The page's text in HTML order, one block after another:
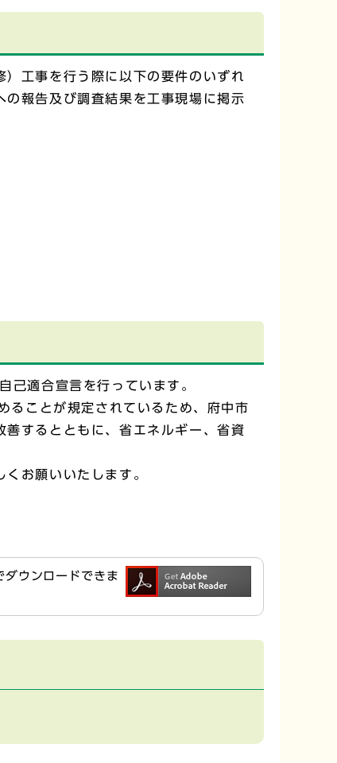
工事を行う際に以下の要件のいずれ
報告及び調査結果を工事現場に掲示
適合宣言を行っています。
ことが規定されているため、府中市
するとともに、省エネルギー、省資
お願いいたします。
ウンロードできま